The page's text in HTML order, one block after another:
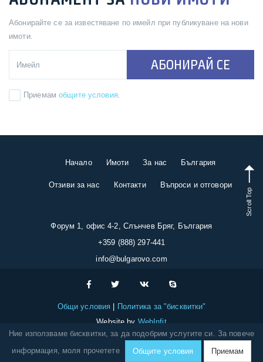
Абонирайте се за известяване по имейл при публикуване на нови
имоти.
АБОНИРАЙ СЕ
Приемам общите условия.
Начало Имоти За нас България
Отзиви за нас Контакти Въпроси и отговори
Форум 1, офис 4-2, Слънчев Бряг, България
+359 (888) 297-441
info@bulgarovo.com
Общи условия
Политика за "бисквитки"
Website by WebInfit
Scroll Top
Ние използваме бисквитки, за да подобрим услугите си. За повече
информация, моля прочетете
Общите условия Приемам